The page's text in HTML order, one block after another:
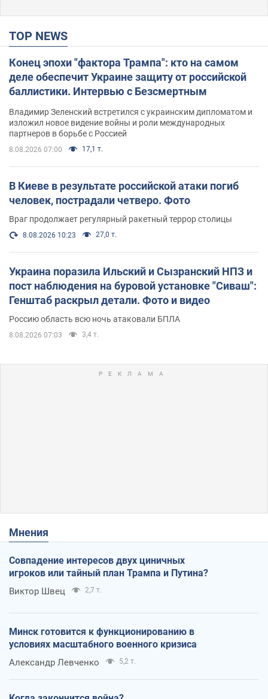
TOP NEWS
Конец эпохи "фактора Трампа": кто на самом
деле обеспечит Украине защиту от российской
баллистики. Интервью с Безсмертным
Владимир Зеленский встретился с украинским дипломатом и
изложил новое видение войны и роли международных
партнеров в борьбе с Россией
8.08.2026 07:00 17,1 т.
В Киеве в результате российской атаки погиб
человек, пострадали четверо. Фото
Враг продолжает регулярный ракетный террор столицы
8.08.2026 10:23 27,0 т.
Украина поразила Ильский и Сызранский НПЗ и
пост наблюдения на буровой установке "Сиваш":
Генштаб раскрыл детали. Фото и видео
Россию область всю ночь атаковали БПЛА
8.08.2026 07:03 3,4 т.
Мнения
Совпадение интересов двух циничных
игроков или тайный план Трампа и Путина?
Виктор Швец 2,7 т.
Минск готовится к функционированию в
условиях масштабного военного кризиса
Александр Левченко 5,2 т.